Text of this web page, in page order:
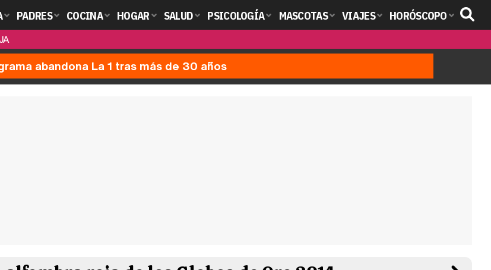
PADRES COCINA HOGAR SALUD PSICOLOGÍA MASCOTAS VIAJES HORÓSCOPO
abandona La 1 tras más de 30 años